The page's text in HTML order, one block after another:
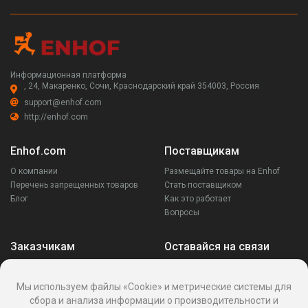
Информационная платформа
, 24, Макаренко, Сочи, Краснодарский край 354003, Россия
support@enhof.com
http://enhof.com
Enhof.com
О компании
Перечень запрещенных товаров
Блог
Поставщикам
Размещайте товары на Enhof
Стать поставщиком
Как это работает
Вопросы
Заказчикам
Ваши запросы
Оставайся на связи
Мы используем файлы «Cookie» и метрические системы для
сбора и анализа информации о производительности и